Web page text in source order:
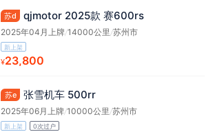
苏d qjmotor 2025款 赛600rs
2025年04月上牌/14000公里/苏州市
新上架
¥23,800
苏e 张雪机车 500rr
2025年06月上牌/10000公里/苏州市
新上架 0次过户